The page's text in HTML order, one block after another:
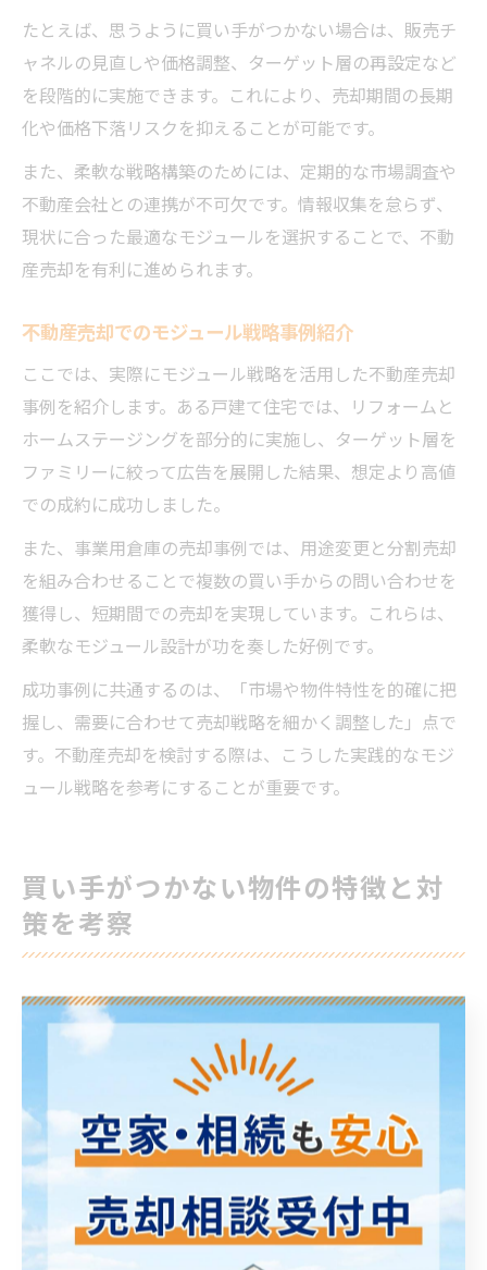
たとえば、思うように買い手がつかない場合は、販売チ
ャネルの見直しや価格調整、ターゲット層の再設定など
を段階的に実施できます。これにより、売却期間の長期
化や価格下落リスクを抑えることが可能です。
また、柔軟な戦略構築のためには、定期的な市場調査や
不動産会社との連携が不可欠です。情報収集を怠らず、
現状に合った最適なモジュールを選択することで、不動
産売却を有利に進められます。
不動産売却でのモジュール戦略事例紹介
ここでは、実際にモジュール戦略を活用した不動産売却
事例を紹介します。ある戸建て住宅では、リフォームと
ホームステージングを部分的に実施し、ターゲット層を
ファミリーに絞って広告を展開した結果、想定より高値
での成約に成功しました。
また、事業用倉庫の売却事例では、用途変更と分割売却
を組み合わせることで複数の買い手からの問い合わせを
獲得し、短期間での売却を実現しています。これらは、
柔軟なモジュール設計が功を奏した好例です。
成功事例に共通するのは、「市場や物件特性を的確に把
握し、需要に合わせて売却戦略を細かく調整した」点で
す。不動産売却を検討する際は、こうした実践的なモジ
ュール戦略を参考にすることが重要です。
買い手がつかない物件の特徴と対
策を考察
不動産売却で買い手がつかない主な理由
不動産売却を進める中で「買い手がなかなかつかない」
と悩む方は少なくありません。特に不動産市場では、売
却希望者が多い一方で、購入希望者の条件が厳しくなっ
ている傾向があります。主な理由としては、物件の価格
設定が相場とかけ離れている、建物や設備の老朽化、周
辺環境の変化、広告や情報発信の不足などが挙げられま
す。